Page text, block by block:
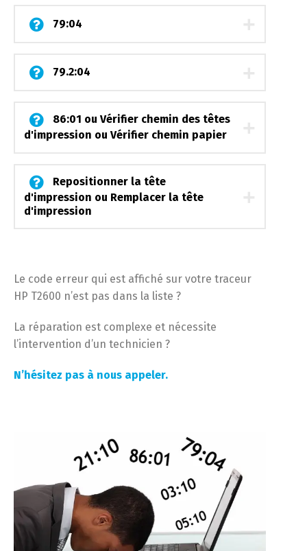
79:04
79.2:04
86:01 ou Vérifier chemin des têtes
d'impression ou Vérifier chemin papier
Repositionner la tête
d'impression ou Remplacer la tête
d'impression
Le code erreur qui est affiché sur votre traceur
HP T2600 n’est pas dans la liste ?
La réparation est complexe et nécessite
l’intervention d’un technicien ?
N’hésitez pas à nous appeler.